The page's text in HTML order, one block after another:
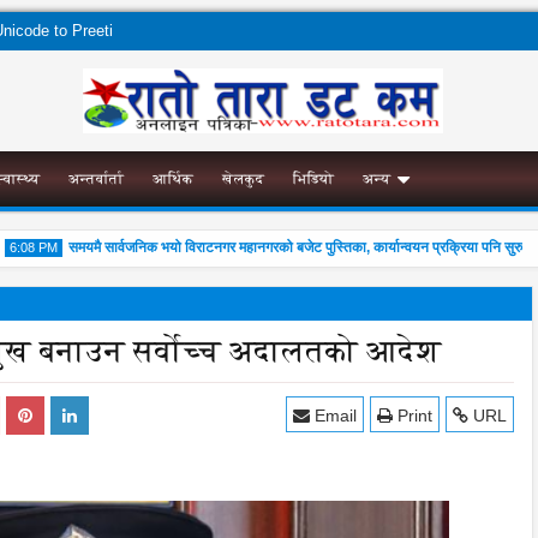
to Preeti
अन्तर्वार्ता आर्थिक खेलकुद भिडियो अन्य
PM
04 Aug
2026
समयमै सार्वजनिक भयो विराटनगर महानगरको बजेट पुस्तिका, कार्यान्वयन प्रक्रिया पनि सुरु
बनाउन सर्वोच्च अदालतको आदेश
URL
Print
Email